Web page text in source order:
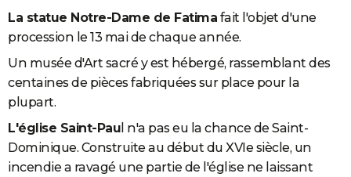
La statue Notre-Dame de Fatima fait l'objet d'une
procession le 13 mai de chaque année.
Un musée d'Art sacré y est hébergé, rassemblant des
centaines de pièces fabriquées sur place pour la
plupart.
L'église Saint-Pau l n'a pas eu la chance de Saint-
Dominique. Construite au début du XVIe siècle, un
incendie a ravagé une partie de l'église ne laissant